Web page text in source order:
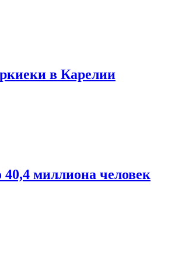
в Карелии
миллиона человек